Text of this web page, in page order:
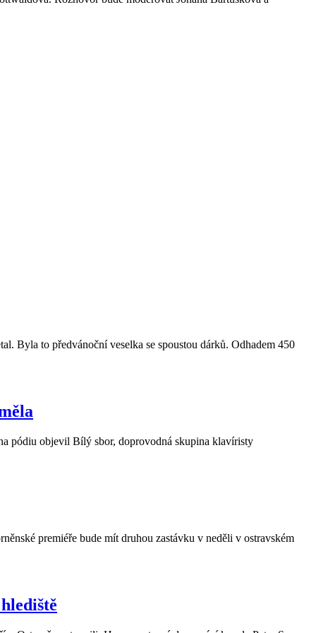
Byla to předvánoční veselka se spoustou dárků. Odhadem 450
pódiu objevil Bílý sbor, doprovodná skupina klavíristy
premiéře bude mít druhou zastávku v neděli v ostravském